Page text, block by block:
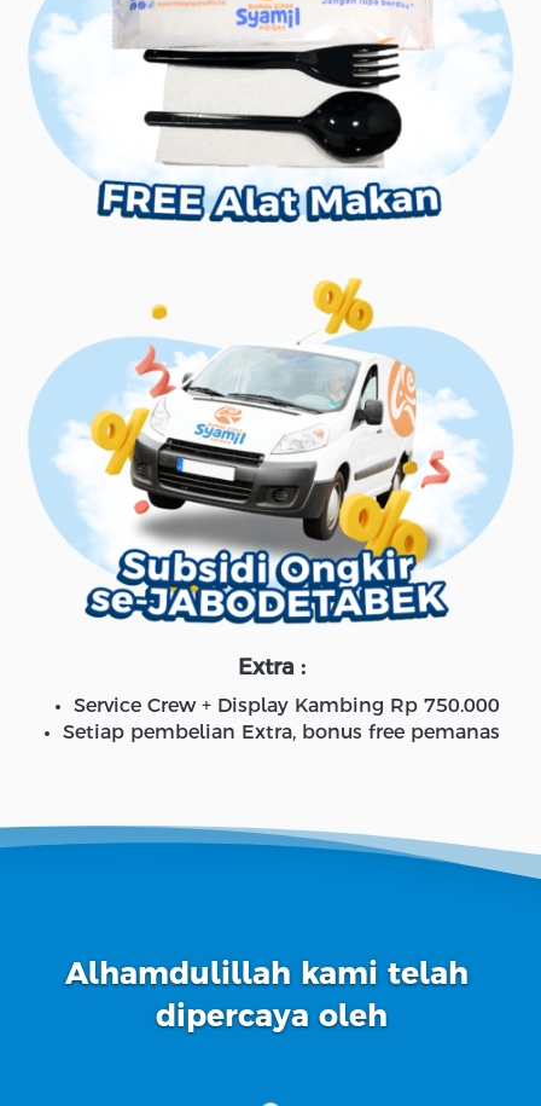
Extra :
Service Crew + Display Kambing Rp 750.000
Setiap pembelian Extra, bonus free pemanas
Alhamdulillah kami telah
dipercaya oleh